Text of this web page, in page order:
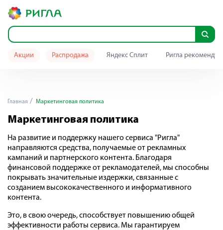
Акции Распродажа Яндекс Сплит Ригла
Главная Маркетинговая политика
Маркетинговая политика
На развитие и поддержку нашего сервиса "Ригла"
направляются средства, получаемые от рекламных
кампаний и партнерского контента. Благодаря
финансовой поддержке от рекламодателей, мы способны
покрывать значительные издержки, связанные с
созданием высококачественного и информативного
контента.
Это, в свою очередь, способствует повышению общей
эффективности работы сервиса. Мы гарантируем